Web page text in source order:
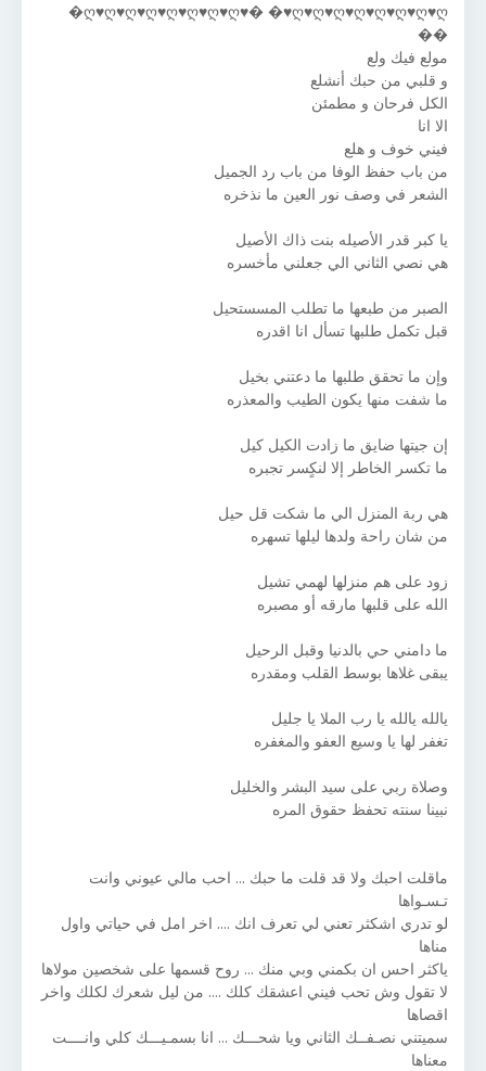
ღ♥ღ♥ღ♥ღ♥ღ♥ღ♥ღ♥ღ♥� �♥ღ♥ღ♥ღ♥ღ♥ღ♥ღ♥ღ♥ღ�
��
مولع فيك ولع
و قلبي من حبك أنشلع
الكل فرحان و مطمئن
الا انا
فيني خوف و هلع
من باب حفظ الوفا من باب رد الجميل
الشعر في وصف نور العين ما نذخره
يا كبر قدر الأصيله بنت ذاك الأصيل
هي نصي الثاني الي جعلني مأخسره
الصبر من طبعها ما تطلب المسستحيل
قبل تكمل طلبها تسأل انا اقدره
وإن ما تحقق طلبها ما دعتني بخيل
ما شفت منها يكون الطيب والمعذره
إن جيتها ضايق ما زادت الكيل كيل
ما تكسر الخاطر إلا لنكٍسر تجبره
هي ربة المنزل الي ما شكت قل حيل
من شان راحة ولدها ليلها تسهره
زود على هم منزلها لهمي تشيل
الله على قلبها مارقه أو مصبره
ما دامني حي بالدنيا وقبل الرحيل
يبقى غلاها بوسط القلب ومقدره
يالله يالله يا رب الملا يا جليل
تغفر لها يا وسيع العفو والمغفره
وصلاة ربي على سيد البشر والخليل
نبينا سنته تحفظ حقوق المره
ماقلت احبك ولا قد قلت ما حبك ... احب مالي عيوني وانت
تـسـواها
لو تدري اشكثر تعني لي تعرف انك .... اخر امل في حياتي واول
مناها
ياكثر احس ان بكمني وبي منك ... روح قسمها على شخصين مولاها
لا تقول وش تحب فيني اعشقك كلك .... من ليل شعرك لكلك واخر
اقصاها
سميتني نصـفــك الثاني ويا شحـــك ... انا بسمـيـــك كلي وانــــت
معناها